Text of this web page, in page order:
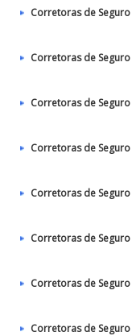
Corretoras de
Corretoras de
Corretoras de
Corretoras de
Corretoras de
Corretoras de
Corretoras de
Corretoras de